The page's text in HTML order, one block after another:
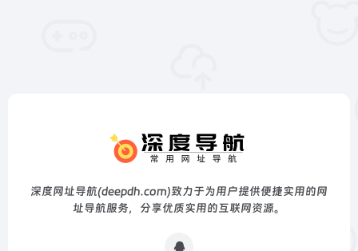
深度网址导航(deepdh.com)致力于为用户提供便捷实用的网
址导航服务，分享优质实用的互联网资源。